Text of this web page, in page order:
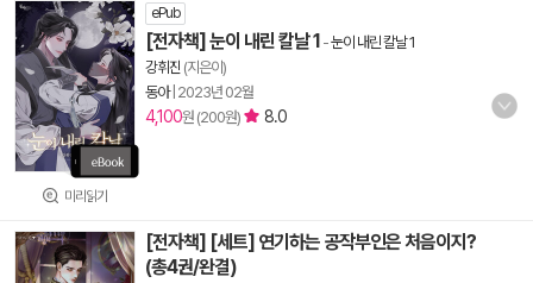
미리읽기
ePub
[전자책] 눈이 내린 칼날 1 -눈이 내린 칼날 1
강휘진 (지은이)
동아| 2023년 02월
4,100원 (200원) 8.0
[전자책] [세트] 연기하는 공작부인은 처음이지?
(총4권/완결)